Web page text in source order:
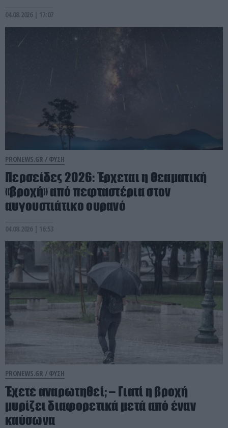
04.08.2026 | 17:07
PRONEWS.GR / ΦΥΣΗ
Περσείδες 2026: Έρχεται η θεαματική
«βροχή» από πεφταστέρια στον
αυγουστιάτικο ουρανό
04.08.2026 | 16:53
PRONEWS.GR / ΦΥΣΗ
Έχετε αναρωτηθεί; – Γιατί η βροχή
μυρίζει διαφορετικά μετά από έναν
καύσωνα